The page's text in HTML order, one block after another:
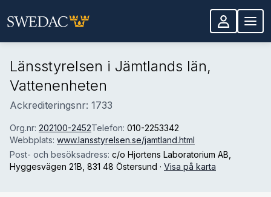
Länsstyrelsen i Jämtlands län,
Vattenenheten
Ackrediteringsnr: 1733
Org.nr: 202100-2452Telefon: 010-2253342
Webbplats: www.lansstyrelsen.se/jamtland.html
Post- och besöksadress: c/o Hjortens Laboratorium AB,
Hyggesvägen 21B , 831 48 Östersund · Visa på karta